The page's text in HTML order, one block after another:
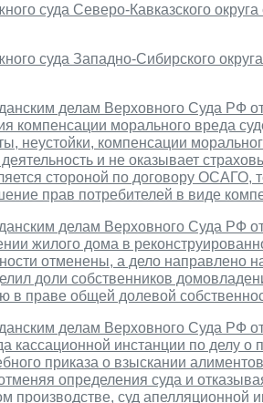
суда Северо-Кавказского
суда Западно-Сибирского
делам Верховного Суда РФ
компенсации морального вреда
неустойки, компенсации
и не оказывает
стороной по договору ОСАГО,
прав потребителей в виде
делам Верховного Суда РФ
жилого дома в
отменены, а дело направлено
доли собственников
праве общей долевой
делам Верховного Суда РФ
кассационной инстанции по делу
приказа о взыскании
определения суда и
производстве, суд апелляционной